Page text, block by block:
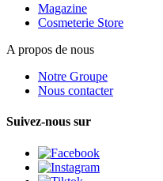
Magazine
Cosmeterie Store
A propos de nous
Notre Groupe
Nous contacter
Suivez-nous sur